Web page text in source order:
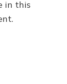
in this